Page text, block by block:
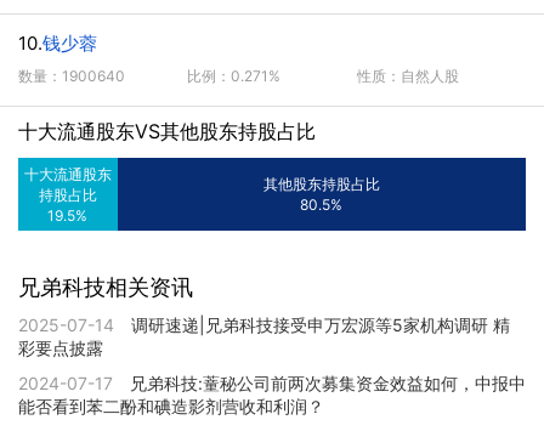
10.钱少蓉
数量：1900640 比例：0.271% 性质：自然人股
十大流通股东VS其他股东持股占比
十大流通股东
持股占比
19.5%
其他股东持股占比
80.5%
兄弟科技相关资讯
2025-07-14
调研速递|兄弟科技接受申万宏源等5家机构调研 精
彩要点披露
2024-07-17
兄弟科技:蕫秘公司前两次募集资金效益如何，中报中
能否看到苯二酚和碘造影剂营收和利润？